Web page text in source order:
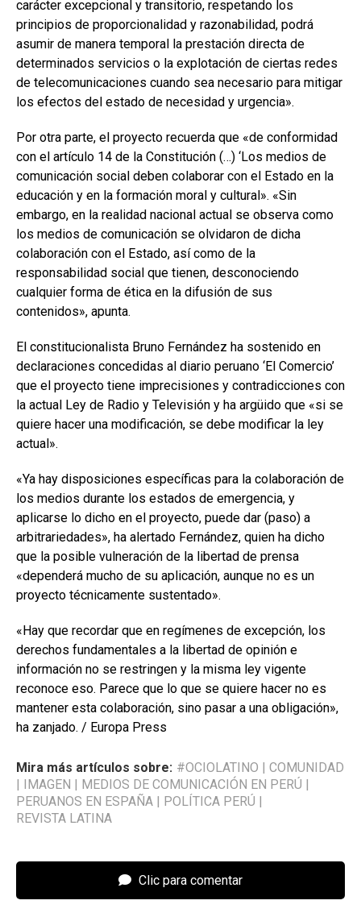
carácter excepcional y transitorio, respetando los
principios de proporcionalidad y razonabilidad, podrá
asumir de manera temporal la prestación directa de
determinados servicios o la explotación de ciertas redes
de telecomunicaciones cuando sea necesario para mitigar
los efectos del estado de necesidad y urgencia».
Por otra parte, el proyecto recuerda que «de conformidad
con el artículo 14 de la Constitución (…) ‘Los medios de
comunicación social deben colaborar con el Estado en la
educación y en la formación moral y cultural». «Sin
embargo, en la realidad nacional actual se observa como
los medios de comunicación se olvidaron de dicha
colaboración con el Estado, así como de la
responsabilidad social que tienen, desconociendo
cualquier forma de ética en la difusión de sus
contenidos», apunta.
El constitucionalista Bruno Fernández ha sostenido en
declaraciones concedidas al diario peruano ‘El Comercio’
que el proyecto tiene imprecisiones y contradicciones con
la actual Ley de Radio y Televisión y ha argüido que «si se
quiere hacer una modificación, se debe modificar la ley
actual».
«Ya hay disposiciones específicas para la colaboración de
los medios durante los estados de emergencia, y
aplicarse lo dicho en el proyecto, puede dar (paso) a
arbitrariedades», ha alertado Fernández, quien ha dicho
que la posible vulneración de la libertad de prensa
«dependerá mucho de su aplicación, aunque no es un
proyecto técnicamente sustentado».
«Hay que recordar que en regímenes de excepción, los
derechos fundamentales a la libertad de opinión e
información no se restringen y la misma ley vigente
reconoce eso. Parece que lo que se quiere hacer no es
mantener esta colaboración, sino pasar a una obligación»,
ha zanjado. / Europa Press
Mira más artículos sobre: #OCIOLATINO
COMUNIDAD
IMAGEN MEDIOS DE COMUNICACIÓN EN PERÚ
PERUANOS EN ESPAÑA
POLÍTICA PERÚ
REVISTA LATINA
Clic para comentar